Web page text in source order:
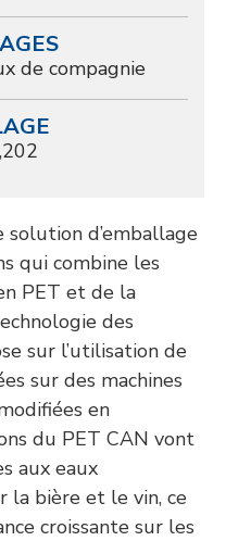
de compagnie
d’emballage
qui combine les
PET et de la
des
sur l’utilisation de
sur des machines
en
du PET CAN vont
aux eaux
la bière et le vin, ce
croissante sur les